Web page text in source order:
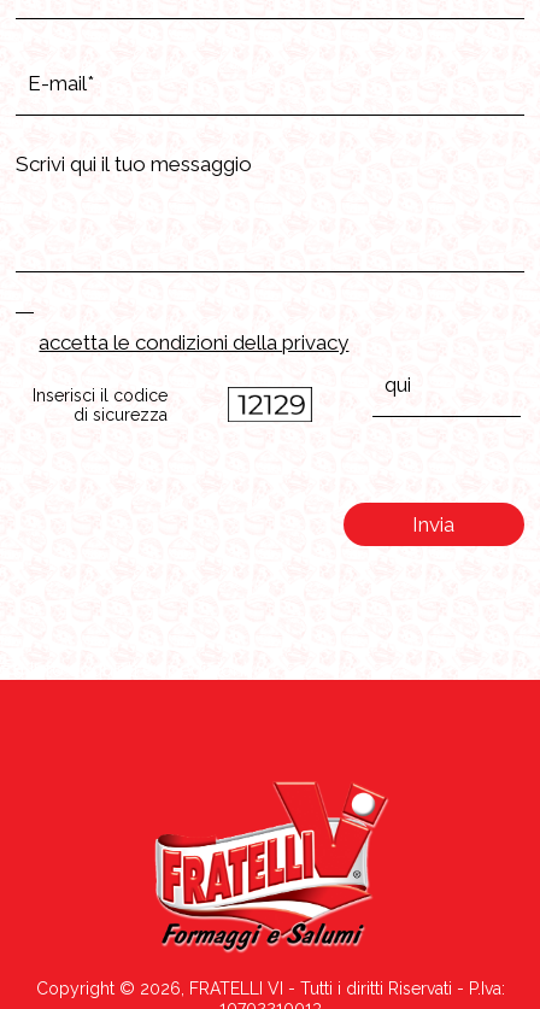
accetta le condizioni della privacy
Inserisci il codice
di sicurezza
Invia
Copyright © 2026, FRATELLI VI - Tutti i diritti Riservati - P.Iva: